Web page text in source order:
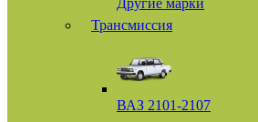
Другие марки
Трансмиссия
ВАЗ 2101-2107